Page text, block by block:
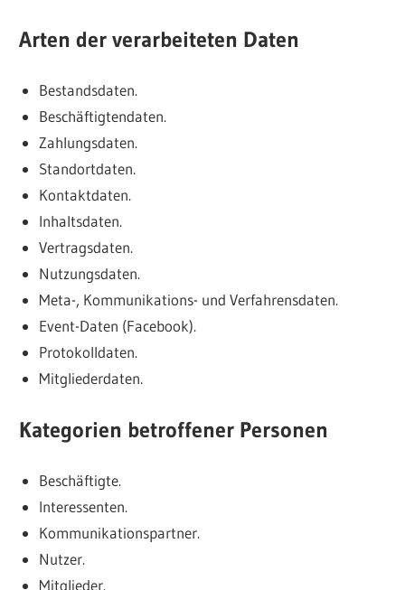
Arten der verarbeiteten Daten
Bestandsdaten.
Beschäftigtendaten.
Zahlungsdaten.
Standortdaten.
Kontaktdaten.
Inhaltsdaten.
Vertragsdaten.
Nutzungsdaten.
Meta-, Kommunikations- und Verfahrensdaten.
Event-Daten (Facebook).
Protokolldaten.
Mitgliederdaten.
Kategorien betroffener Personen
Beschäftigte.
Interessenten.
Kommunikationspartner.
Nutzer.
Mitglieder.